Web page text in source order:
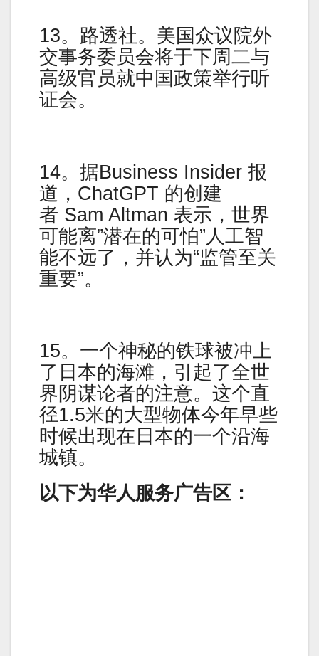
13。路透社。美国众议院外
交事务委员会将于下周二与
高级官员就中国政策举行听
证会。
14。据Business Insider 报
道，ChatGPT 的创建
者 Sam Altman 表示，世界
可能离”潜在的可怕”人工智
能不远了，并认为“监管至关
重要”。
15。一个神秘的铁球被冲上
了日本的海滩，引起了全世
界阴谋论者的注意。这个直
径1.5米的大型物体今年早些
时候出现在日本的一个沿海
城镇。
以下为华人服务广告区：